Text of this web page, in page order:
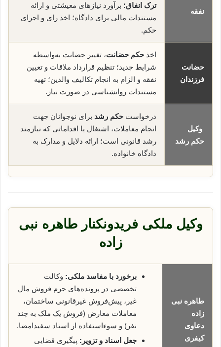
نفقه
ترک انفاق؛ برآورد نیازهای معیشتی و ارائه
مستندات مالی برای دادگاه؛ اخذ رای و اجرای
حکم.
حضانت
فرزندان
اخذ حکم حضانت، تغییر حضانت به‌واسطه
شرایط جدید؛ تنظیم قرارداد ملاقات و تعیین
نفقه و الزام به انجام تکالیف والدین؛ تهیه
مستندات روانشناسی در صورت نیاز.
وکیل
حکم رشد
درخواست حکم رشد برای نوجوانان جهت
انجام معاملات، اشتغال یا اقداماتی که نیازمند
رشد قانونی است؛ ارائه دلایل و مدارک به
دادگاه خانواده.
وکیل ملکی فریدونکنار طاهره نبی
زاده
طاهره نبی
زاده
دعاوی
کیفری
برخورد با مفاسد ملکی: وکالت
تخصصی در پرونده‌های جرم فروش مال
غیر، پیش‌فروش غیرقانونی ساختمان،
معاملات معارض (فروش یک ملک به چند
نفر) و سوءاستفاده از اسناد سفیدامضا.
جعل اسناد و تزویر: پیگیری قضایی